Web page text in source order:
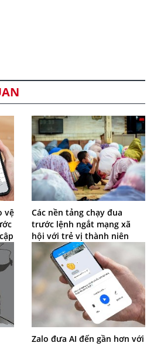
vệ
Các nền tảng chạy đua
trước lệnh ngắt mạng xã
hội với trẻ vị thành niên
Zalo đưa AI đến gần hơn với